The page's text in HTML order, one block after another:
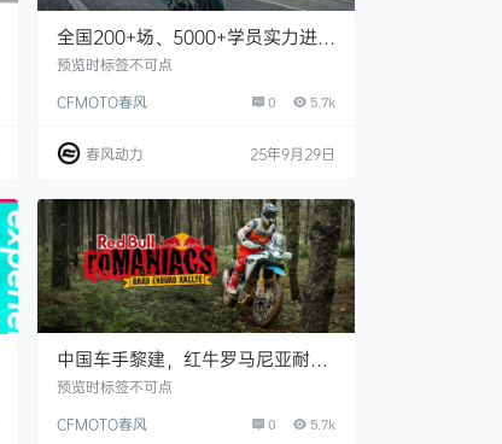
全国200+场、5000+学员实力进
阶，2025 CFMOTO安驾营火热进
预览时标签不可点
CFMOTO春风
0 5.7k
春风动力 25年9月29日
中国车手黎建，红牛罗马尼亚耐力
赛首征实录！
预览时标签不可点
CFMOTO春风
0 5.7k